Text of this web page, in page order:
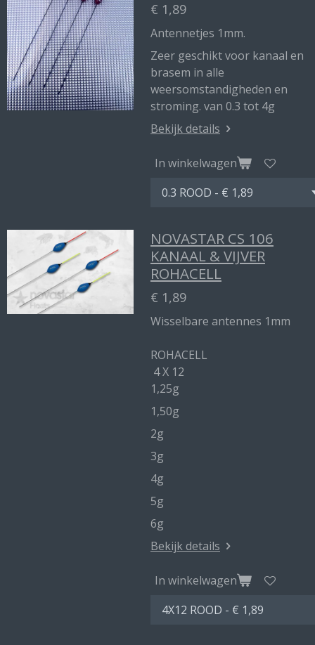
€ 1,89
Antennetjes 1mm.
Zeer geschikt voor kanaal en
brasem in alle
weersomstandigheden en
stroming. van 0.3 tot 4g
Bekijk details
In winkelwagen
NOVASTAR CS 106
KANAAL & VIJVER
ROHACELL
€ 1,89
Wisselbare antennes 1mm
ROHACELL
4 X 12
1,25g
1,50g
2g
3g
4g
5g
6g
Bekijk details
In winkelwagen